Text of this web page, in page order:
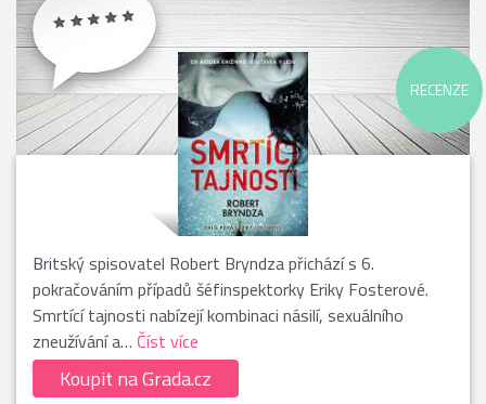
Britský spisovatel Robert Bryndza přichází s 6.
pokračováním případů šéfinspektorky Eriky Fosterové.
Smrtící tajnosti nabízejí kombinaci násilí, sexuálního
zneužívání a… Číst více
Koupit na Grada.cz
RECENZE